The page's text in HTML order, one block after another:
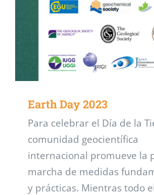
Earth Day 2023
Para celebrar el Día de la
comunidad geocientífica
internacional promueve la
marcha de medidas
y prácticas. Mientras todo